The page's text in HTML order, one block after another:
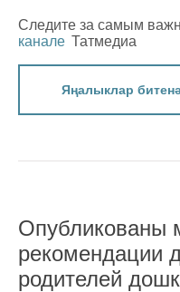
Следите за самым
канале Татмедиа
Яңалыклар
Опубликованы
рекомендации
родителей